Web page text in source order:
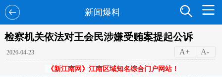
新闻爆料
检察机关依法对王会民涉嫌受贿案提起公诉
2026-04-23 A+ A-
《新江南网》江南区域知名综合门户网站！